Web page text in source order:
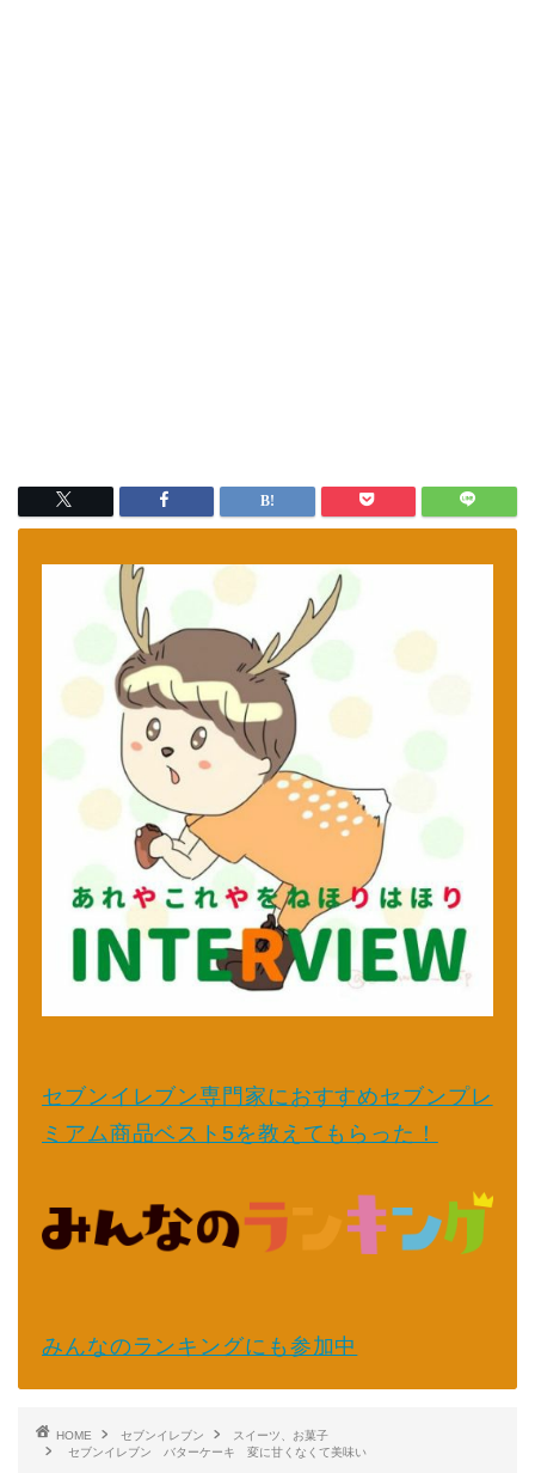
セブンイレブン専門家におすすめセブンプレ
ミアム商品ベスト5を教えてもらった！
みんなのランキングにも参加中
HOME セブンイレブン
スイーツ、お菓子
セブンイレブン バターケーキ 変に甘くなくて美味い